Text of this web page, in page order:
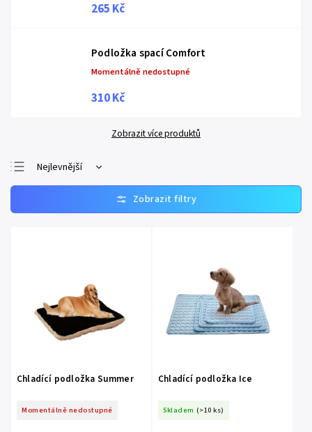
265 Kč
Podložka spací Comfort
Momentálně nedostupné
310 Kč
Zobrazit více produktů
Nejprodávanější
Nejlevnější
Nejdražší
Chladící podložka Summer
Momentálně nedostupné
Chladící podložka Ice
Skladem (>10 ks)